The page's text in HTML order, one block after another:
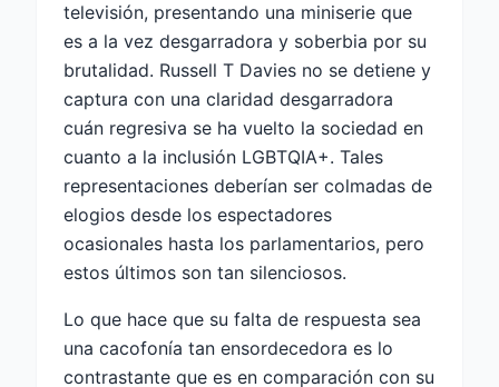
televisión, presentando una miniserie que
es a la vez desgarradora y soberbia por su
brutalidad. Russell T Davies no se detiene y
captura con una claridad desgarradora
cuán regresiva se ha vuelto la sociedad en
cuanto a la inclusión LGBTQIA+. Tales
representaciones deberían ser colmadas de
elogios desde los espectadores
ocasionales hasta los parlamentarios, pero
estos últimos son tan silenciosos.
Lo que hace que su falta de respuesta sea
una cacofonía tan ensordecedora es lo
contrastante que es en comparación con su